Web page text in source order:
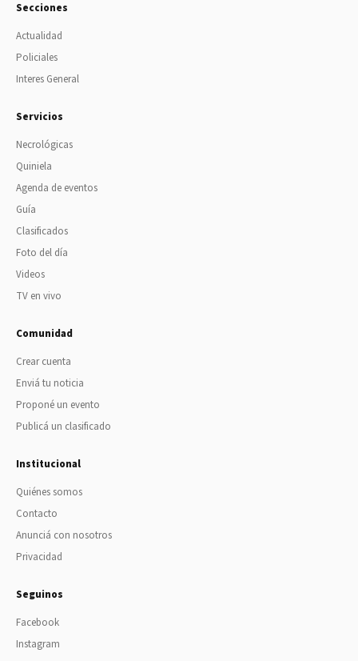
Secciones
Actualidad
Policiales
Interes General
Servicios
Necrológicas
Quiniela
Agenda de eventos
Guía
Clasificados
Foto del día
Videos
TV en vivo
Comunidad
Crear cuenta
Enviá tu noticia
Proponé un evento
Publicá un clasificado
Institucional
Quiénes somos
Contacto
Anunciá con nosotros
Privacidad
Seguinos
Facebook
Instagram